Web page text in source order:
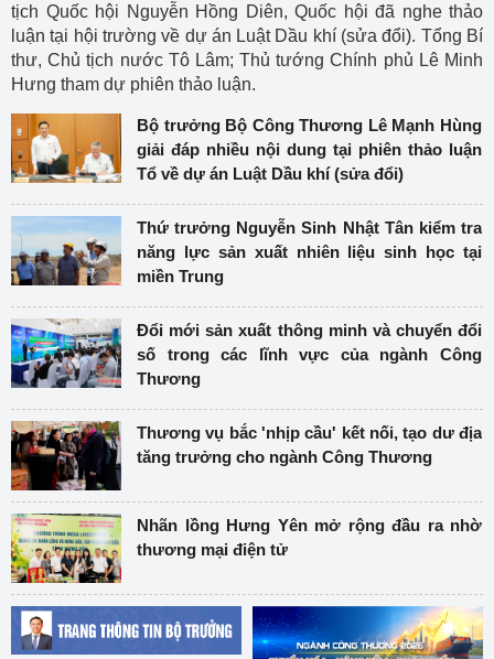
tịch Quốc hội Nguyễn Hồng Diên, Quốc hội đã nghe thảo
luận tại hội trường về dự án Luật Dầu khí (sửa đổi). Tổng Bí
thư, Chủ tịch nước Tô Lâm; Thủ tướng Chính phủ Lê Minh
Hưng tham dự phiên thảo luận.
Bộ trưởng Bộ Công Thương Lê Mạnh Hùng
giải đáp nhiều nội dung tại phiên thảo luận
Tổ về dự án Luật Dầu khí (sửa đổi)
Thứ trưởng Nguyễn Sinh Nhật Tân kiểm tra
năng lực sản xuất nhiên liệu sinh học tại
miền Trung
Đổi mới sản xuất thông minh và chuyển đổi
số trong các lĩnh vực của ngành Công
Thương
Thương vụ bắc 'nhịp cầu' kết nối, tạo dư địa
tăng trưởng cho ngành Công Thương
Nhãn lồng Hưng Yên mở rộng đầu ra nhờ
thương mại điện tử